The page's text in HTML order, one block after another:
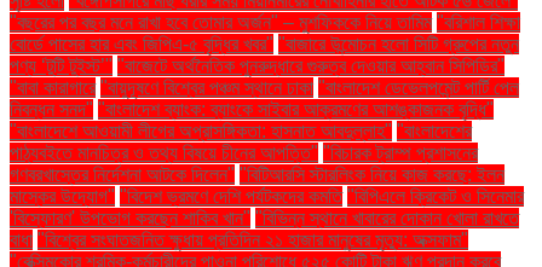
"বছরের পর বছর মনে রাখা হবে তোমার অর্জন" – মুশফিককে নিয়ে তামিম "বরিশাল শিক্ষা
বোর্ডে পাসের হার এবং জিপিএ-৫ বৃদ্ধির খবর" "বাজারে উন্মোচন হলো সিটি গ্রুপের নতুন
পণ্য ‘টুটি টুইস্ট’" "বাজেটে অর্থনৈতিক পুনরুদ্ধারে গুরুত্ব দেওয়ার আহ্বান সিপিডির"
"বাবা কারাগারে "বায়ুদূষণে বিশ্বের পঞ্চম স্থানে ঢাকা "বাংলাদেশ ডেভেলপমেন্ট পার্টি পেল
নিবন্ধন সনদ" "বাংলাদেশ ব্যাংক: ব্যাংকে সাইবার আক্রমণের আশঙ্কাজনক বৃদ্ধি"
"বাংলাদেশে আওয়ামী লীগের অপ্রাসঙ্গিকতা: হাসনাত আবদুল্লাহ" "বাংলাদেশের
পাঠ্যবইতে মানচিত্র ও তথ্য বিষয়ে চীনের আপত্তি" "বিচারক ট্রাম্প প্রশাসনের
গণবরখাস্তের নির্দেশনা আটকে দিলেন" "বিটিআরসি স্টারলিংক নিয়ে কাজ করছে: ইলন
মাস্কের উদ্যোগ" "বিদেশ ভ্রমণে দেশি পর্যটকদের কমতি "বিপিএলে ক্রিকেট ও সিনেমার
'বিস্ফোরণ' উপভোগ করছেন শাকিব খান" "বিভিন্ন স্থানে খাবারের দোকান খোলা রাখতে
বাধা "বিশ্বের সংঘাতজনিত ক্ষুধায় প্রতিদিন ২১ হাজার মানুষের মৃত্যু: অক্সফাম"
"বেক্সিমকোর শ্রমিক-কর্মচারীদের পাওনা পরিশোধে ৫২৫ কোটি টাকা ঋণ প্রদান করবে